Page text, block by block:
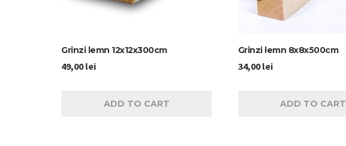
Grinzi lemn 12x12x300cm
49,00lei
ADD TO CART
Grinzi lemn 8x8x500cm
34,00lei
ADD TO CART